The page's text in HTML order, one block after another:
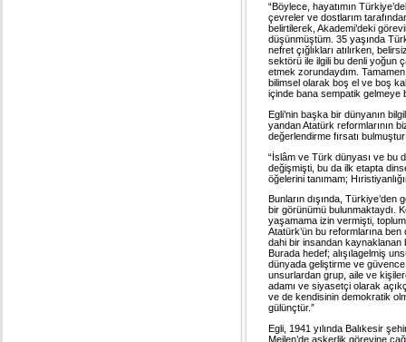
“Böylece, hayatımın
çevreler ve dostlarım
belirtilerek, Akademi’deki
düşünmüştüm. 35 yaşında
nefret çığlıkları atılırken,
sektörü ile ilgili bu denli yoğun
etmek zorundaydım.
bilimsel olarak boş el ve boş
içinde bana sempatik gelmeye
Egli’nin başka bir dünyanın
yandan Atatürk reformlarının
değerlendirme fırsatı
“İslâm ve Türk dünyası ve bu
değişmişti, bu da ilk etapta
öğelerini tanımam;
Bunların dışında,
bir görünümü bulunmaktaydı.
yaşamama izin vermişti,
Atatürk’ün bu reformlarına
dahi bir insandan kaynaklanan
Burada hedef; alışılagelmiş
dünyada geliştirme ve güvence
unsurlardan grup, aile ve
adamı ve siyasetçi olarak
ve de kendisinin demokratik
gülünçtür.”
Egli, 1941 yılında Balıkesir
Meilen’de askerlik görevine